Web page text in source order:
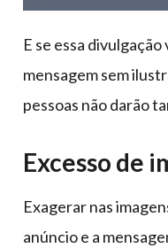
E se essa
mensagem sem
pessoas não darão
Excesso de
Exagerar nas
anúncio e a